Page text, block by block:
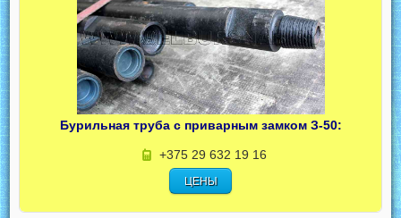
Бурильная труба с приварным замком З-50:
+375 29 632 19 16
ЦЕНЫ